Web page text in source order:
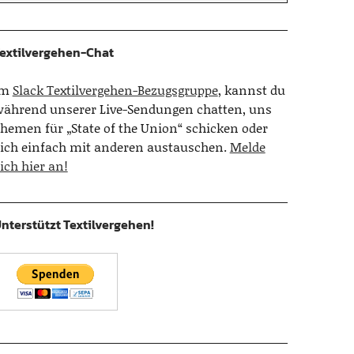
Chat
Slack Textilvergehen-Bezugsgruppe, kannst du
unserer Live-Sendungen chatten, uns
für „State of the Union“ schicken oder
einfach mit anderen austauschen.Melde
hier an!
Textilvergehen!